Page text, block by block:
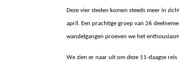
Deze vier steden komen steeds meer in
april. Een prachtige groep van 26
wandelgangen proeven we het
We zien er naar uit om deze 11-daagse